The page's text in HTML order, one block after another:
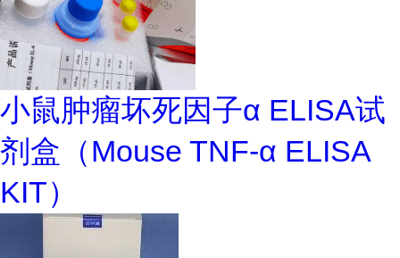
小鼠肿瘤坏死因子α ELISA试
剂盒（Mouse TNF-α ELISA
KIT）